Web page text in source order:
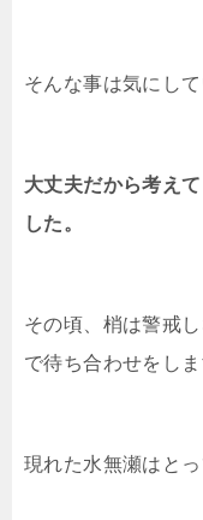
そんな事は気にして
大丈夫だから考え
した。
その頃、梢は警戒
で待ち合わせをしま
現れた水無瀬はとっ